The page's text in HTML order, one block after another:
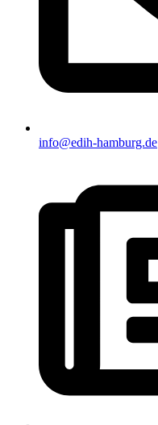
info@edih-hamburg.de